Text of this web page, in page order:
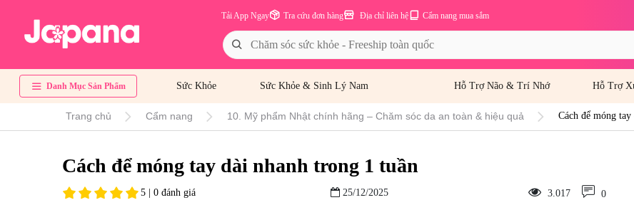
Cẩm nang mua sắm
Địa chỉ liên hệ
Tra cứu đơn hàng
Tải App Ngay
Danh Mục Sản Phẩm Sức Khỏe Sức Khỏe & Sinh Lý Nam Hỗ Trợ Não & Trí Nhớ Hỗ Trợ
Trang chủ Cẩm nang 10. Mỹ phẩm Nhật chính hãng – Chăm sóc da an toàn & hiệu quả Cách để móng
Cách để móng tay dài nhanh trong 1 tuần
5 | 0 đánh giá 25/12/2025 3.017 0